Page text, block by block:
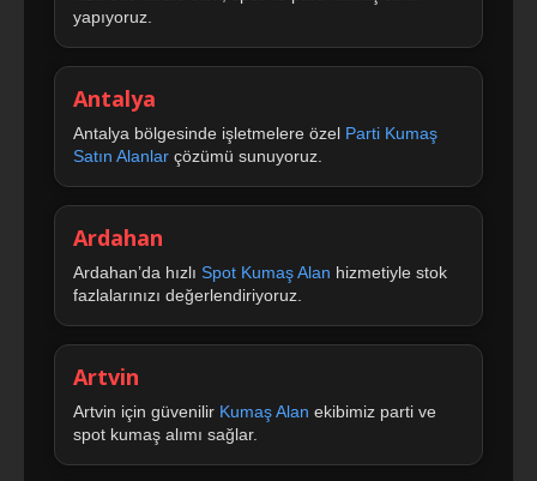
yapıyoruz.
Antalya
Antalya bölgesinde işletmelere özel Parti Kumaş
Satın Alanlar çözümü sunuyoruz.
Ardahan
Ardahan’da hızlı Spot Kumaş Alan hizmetiyle stok
fazlalarınızı değerlendiriyoruz.
Artvin
Artvin için güvenilir Kumaş Alan ekibimiz parti ve
spot kumaş alımı sağlar.